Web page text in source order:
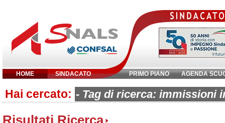
HOME SINDACATO PRIMO PIANO AGENDA
Inserisci parola chiave:
Hai cercato: - Tag di ricerca: immissioni
Risultati Ricerca